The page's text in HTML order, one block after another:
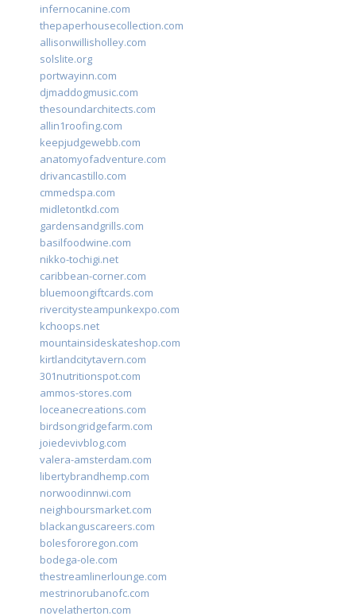
infernocanine.com
thepaperhousecollection.com
allisonwillisholley.com
solslite.org
portwayinn.com
djmaddogmusic.com
thesoundarchitects.com
allin1roofing.com
keepjudgewebb.com
anatomyofadventure.com
drivancastillo.com
cmmedspa.com
midletontkd.com
gardensandgrills.com
basilfoodwine.com
nikko-tochigi.net
caribbean-corner.com
bluemoongiftcards.com
rivercitysteampunkexpo.com
kchoops.net
mountainsideskateshop.com
kirtlandcitytavern.com
301nutritionspot.com
ammos-stores.com
loceanecreations.com
birdsongridgefarm.com
joiedevivblog.com
valera-amsterdam.com
libertybrandhemp.com
norwoodinnwi.com
neighboursmarket.com
blackanguscareers.com
bolesfororegon.com
bodega-ole.com
thestreamlinerlounge.com
mestrinorubanofc.com
novelatherton.com